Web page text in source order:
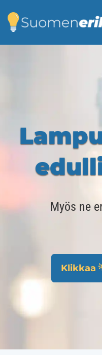
content
Myös ne
Klikkaa